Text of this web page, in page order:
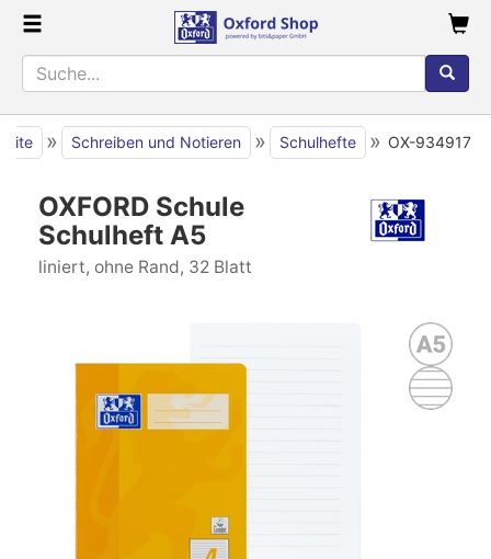
» Schreiben und Notieren » Schulhefte » OX-934917
OXFORD Schule
Schulheft A5
liniert, ohne Rand, 32 Blatt